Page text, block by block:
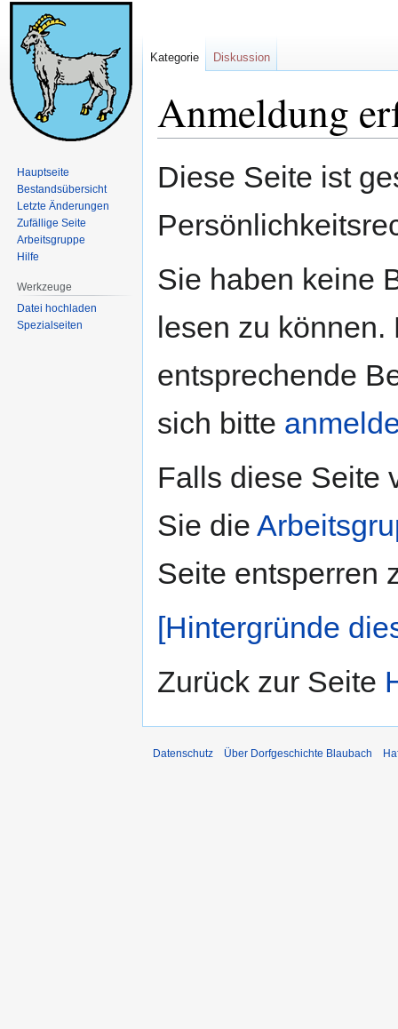
Anmeldung
Navigation
Suche
Diese Seite ist
Sie haben keine
lesen zu
entsprechende
sich bitte
Falls diese Seite
Sie die
Seite entsperren
[Hintergründe
Zurück zur Seite
Kategorie Diskussion
Hauptseite
Bestandsübersicht
Letzte Änderungen
Zufällige Seite
Arbeitsgruppe
Hilfe
Werkzeuge
Datei hochladen
Spezialseiten
Datenschutz Über Dorfgeschichte Blaubach